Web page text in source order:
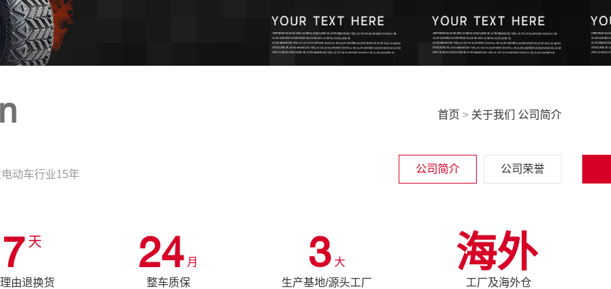
动车行业15年
首页 > 关于我们 公司简介
公司简介 公司荣誉
7 天
由退换货
24 月
整车质保
3 大
生产基地/源头工厂
海外
工厂及海外仓